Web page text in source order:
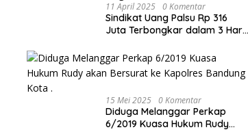
11 April 2025 0 Komentar
Sindikat Uang Palsu Rp 316
Juta Terbongkar dalam 3 Hari,
15 Mei 2025 0 Komentar
Diduga Melanggar Perkap
6/2019 Kuasa Hukum Rudy